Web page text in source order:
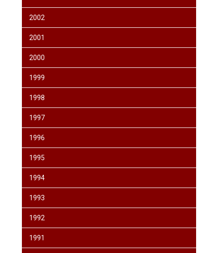
2002
2001
2000
1999
1998
1997
1996
1995
1994
1993
1992
1991